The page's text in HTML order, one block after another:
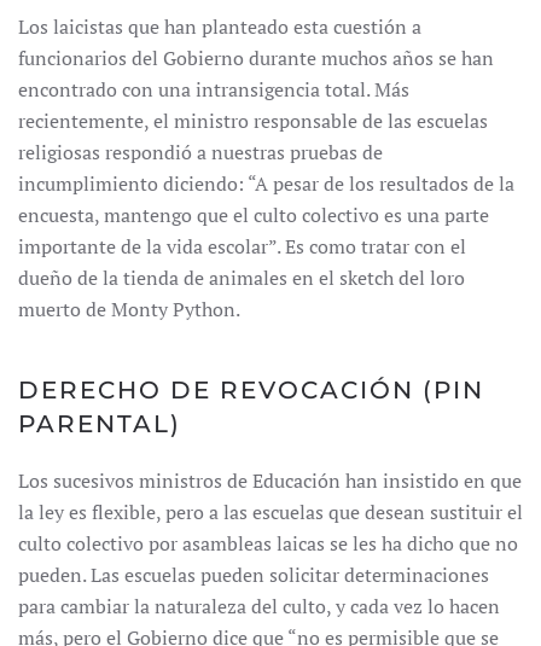
Los laicistas que han planteado esta cuestión a
funcionarios del Gobierno durante muchos años se han
encontrado con una intransigencia total. Más
recientemente, el ministro responsable de las escuelas
religiosas respondió a nuestras pruebas de
incumplimiento diciendo: “A pesar de los resultados de la
encuesta, mantengo que el culto colectivo es una parte
importante de la vida escolar”. Es como tratar con el
dueño de la tienda de animales en el sketch del loro
muerto de Monty Python.
DERECHO DE REVOCACIÓN (PIN
PARENTAL)
Los sucesivos ministros de Educación han insistido en que
la ley es flexible, pero a las escuelas que desean sustituir el
culto colectivo por asambleas laicas se les ha dicho que no
pueden. Las escuelas pueden solicitar determinaciones
para cambiar la naturaleza del culto, y cada vez lo hacen
más, pero el Gobierno dice que “no es permisible que se